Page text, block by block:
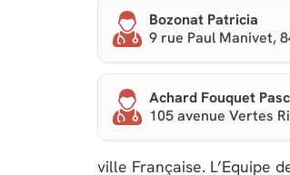
Bozonat Patricia
9 rue Paul Manivet,
Achard Fouquet
105 avenue Vertes
ville Française. L’Equipe